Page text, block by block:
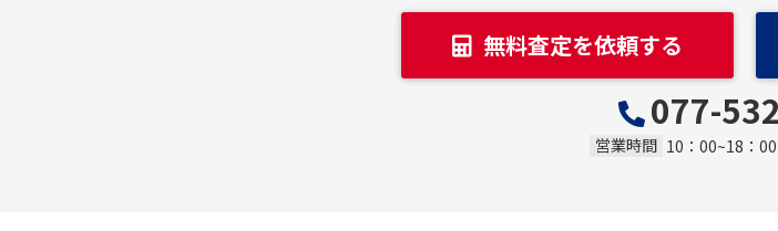
無料査定を依頼する
077-
営業時間 10：00~18：00